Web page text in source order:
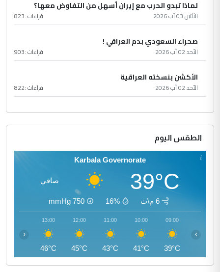
لماذا تبدو الحرب مع إيران أسهل من التفاوض معها؟
الأثنين 03 آب 2026 قراءات :823
صحراء السعودي بدم العراقي !
الأحد 02 آب 2026 قراءات :903
الأكشن بنسخته العراقية
الأحد 02 آب 2026 قراءات :822
الطقس اليوم
Karbala Governorate
39°C صافي
6 م\ث 16%
750
mmHg
09:00
39°C
10:00
41°C
11:00
43°C
12:00
45°C
13:00
46°C
‹ ›